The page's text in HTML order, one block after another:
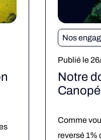
Nos
Publié le
Notre
Comme
reversé 1%